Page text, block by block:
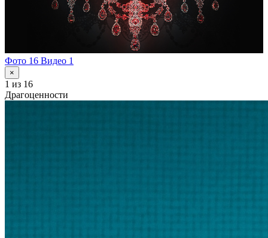
Фото 16 Видео 1
×
1 из 16
Драгоценности